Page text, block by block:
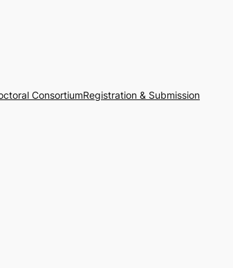
ConsortiumRegistration & Submission